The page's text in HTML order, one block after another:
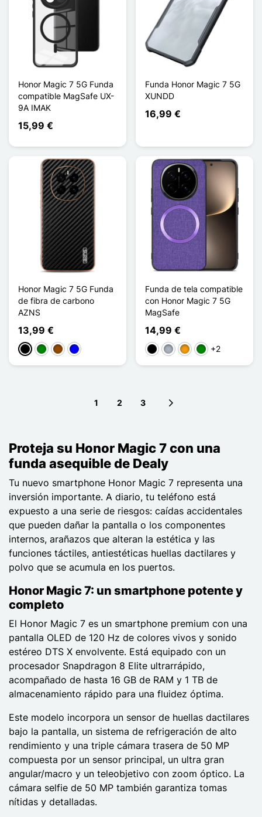
Honor Magic 7 5G Funda
compatible MagSafe UX-
9A IMAK
15,99 €
Funda Honor Magic 7 5G
XUNDD
16,99 €
Honor Magic 7 5G Funda
de fibra de carbono
AZNS
13,99 €
NegroVerdeMarrón
Azul
Funda de tela compatible
con Honor Magic 7 5G
MagSafe
14,99 €
NegroGris NaranjaVerde
+2
1 2 3
Proteja su Honor Magic 7 con una
funda asequible de Dealy
Tu nuevo smartphone Honor Magic 7 representa una
inversión importante. A diario, tu teléfono está
expuesto a una serie de riesgos: caídas accidentales
que pueden dañar la pantalla o los componentes
internos, arañazos que alteran la estética y las
funciones táctiles, antiestéticas huellas dactilares y
polvo que se acumula en los puertos.
Honor Magic 7: un smartphone potente y
completo
El Honor Magic 7 es un smartphone premium con una
pantalla OLED de 120 Hz de colores vivos y sonido
estéreo DTS X envolvente. Está equipado con un
procesador Snapdragon 8 Elite ultrarrápido,
acompañado de hasta 16 GB de RAM y 1 TB de
almacenamiento rápido para una fluidez óptima.
Este modelo incorpora un sensor de huellas dactilares
bajo la pantalla, un sistema de refrigeración de alto
rendimiento y una triple cámara trasera de 50 MP
compuesta por un sensor principal, un ultra gran
angular/macro y un teleobjetivo con zoom óptico. La
cámara selfie de 50 MP también garantiza tomas
nítidas y detalladas.